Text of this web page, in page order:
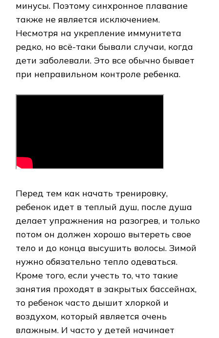
минусы. Поэтому синхронное плавание
также не является исключением.
Несмотря на укрепление иммунитета
редко, но всё-таки бывали случаи, когда
дети заболевали. Это все обычно бывает
при неправильном контроле ребенка.
Перед тем как начать тренировку,
ребенок идет в теплый душ, после душа
делает упражнения на разогрев, и только
потом он должен хорошо вытереть свое
тело и до конца высушить волосы. Зимой
нужно обязательно тепло одеваться.
Кроме того, если учесть то, что такие
занятия проходят в закрытых бассейнах,
то ребенок часто дышит хлоркой и
воздухом, который является очень
влажным. И часто у детей начинает